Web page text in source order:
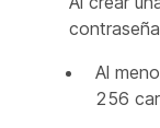
Al
256